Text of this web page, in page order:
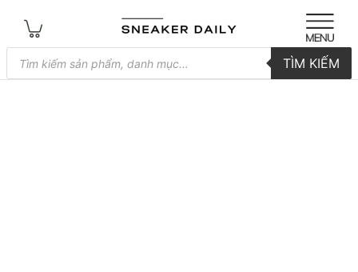
Tìm
kiếm
sản
TÌM KIẾM